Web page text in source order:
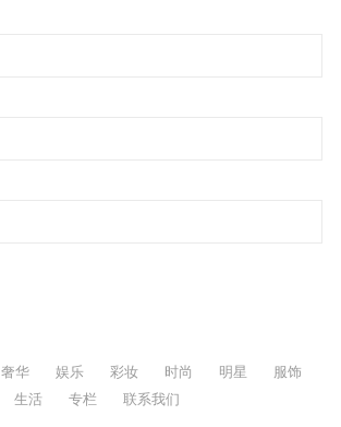
奢华 娱乐 彩妆 时尚 明星
服饰
生活
专栏 联系我们